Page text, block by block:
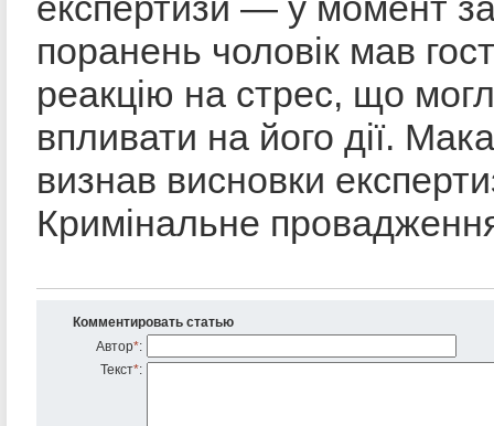
поранень чоловік мав
реакцію на стрес, що
впливати на його дії.
визнав висновки
Кримінальне
Комментировать статью
Автор*:
Текст*: